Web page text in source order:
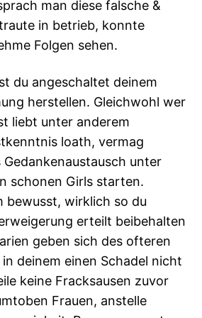
man diese falsche &
in betrieb, konnte
Folgen sehen.
du angeschaltet deinem
herstellen. Gleichwohl wer
liebt unter anderem
loath, vermag
unter
schonen Girls starten.
bewusst, wirklich so du
erteilt beibehalten
geben sich des ofteren
deinem einen Schadel nicht
keine Fracksausen zuvor
Frauen, anstelle